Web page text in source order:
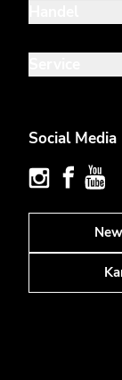
Social Media